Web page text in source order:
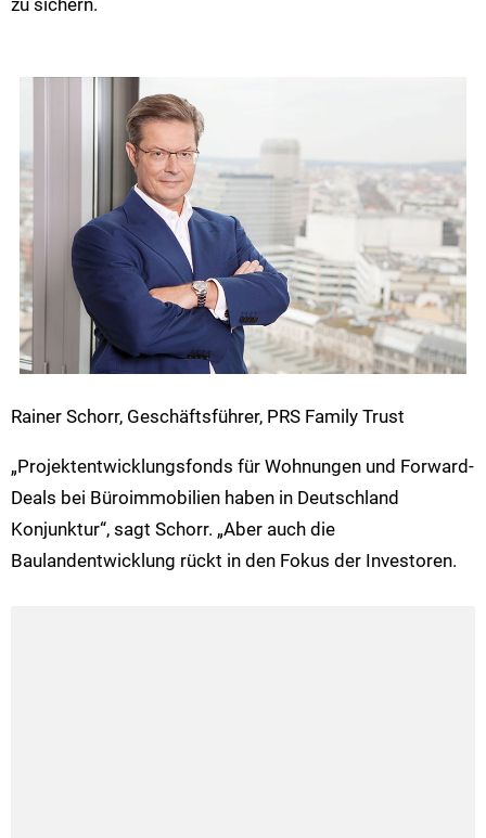
zu sichern.
Rainer Schorr, Geschäftsführer, PRS Family Trust
„Projektentwicklungsfonds für Wohnungen und Forward-
Deals bei Büroimmobilien haben in Deutschland
Konjunktur“, sagt Schorr. „Aber auch die
Baulandentwicklung rückt in den Fokus der Investoren.